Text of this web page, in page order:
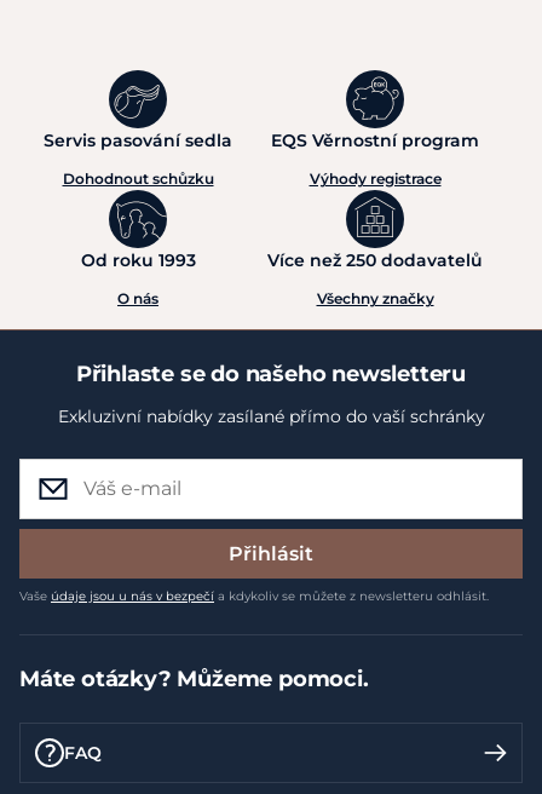
Servis pasování sedla
Dohodnout schůzku
EQS Věrnostní program
Výhody registrace
Od roku 1993
O nás
Více než 250 dodavatelů
Všechny značky
Přihlaste se do našeho newsletteru
Exkluzivní nabídky zasílané přímo do vaší schránky
Přihlásit
Vaše údaje jsou u nás v bezpečí a kdykoliv se můžete z newsletteru odhlásit.
Máte otázky? Můžeme pomoci.
FAQ